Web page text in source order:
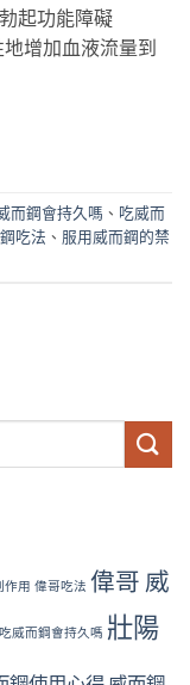
起功能障礙
地增加血液流量到
而鋼會持久嗎 、 吃威而
吃法 、 服用威而鋼的禁
作用 偉哥吃法 偉哥 威
吃威而鋼會持久嗎 壯陽